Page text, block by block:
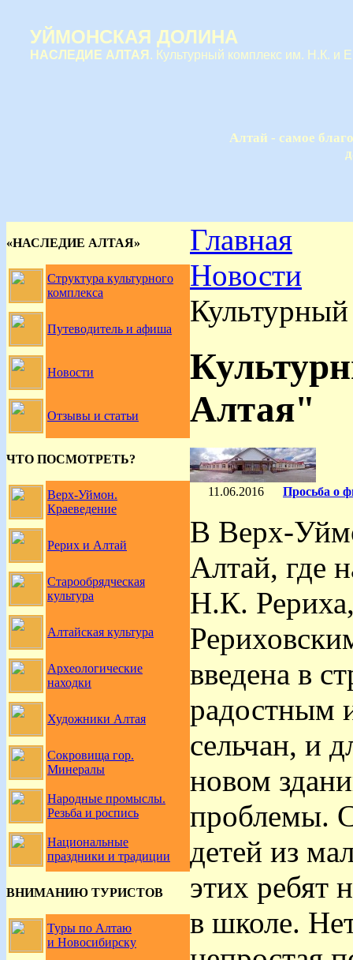
УЙМОНСКАЯ ДОЛИНА
НАСЛЕДИЕ АЛТАЯ . Культурный комплекс им. Н.К. и
Алтай - самое
«НАСЛЕДИЕ АЛТАЯ»
Структура культурного
комплекса
Путеводитель и афиша
Новости
Отзывы и статьи
ЧТО ПОСМОТРЕТЬ?
Верх-Уймон.
Краеведение
Рерих и Алтай
Старообрядческая
культура
Алтайская культура
Археологические
находки
Художники Алтая
Сокровища гор.
Минералы
Народные промыслы.
Резьба и роспись
Национальные
праздники и традиции
ВНИМАНИЮ ТУРИСТОВ
Туры по Алтаю
и Новосибирску
Главная
Новости
Алтая"
11.06.2016 Просьба о
В Верх-
Алтай, где
Н.К.
введена в
радостным
сельчан, и
новом
проблемы.
детей из
этих ребят
в школе.